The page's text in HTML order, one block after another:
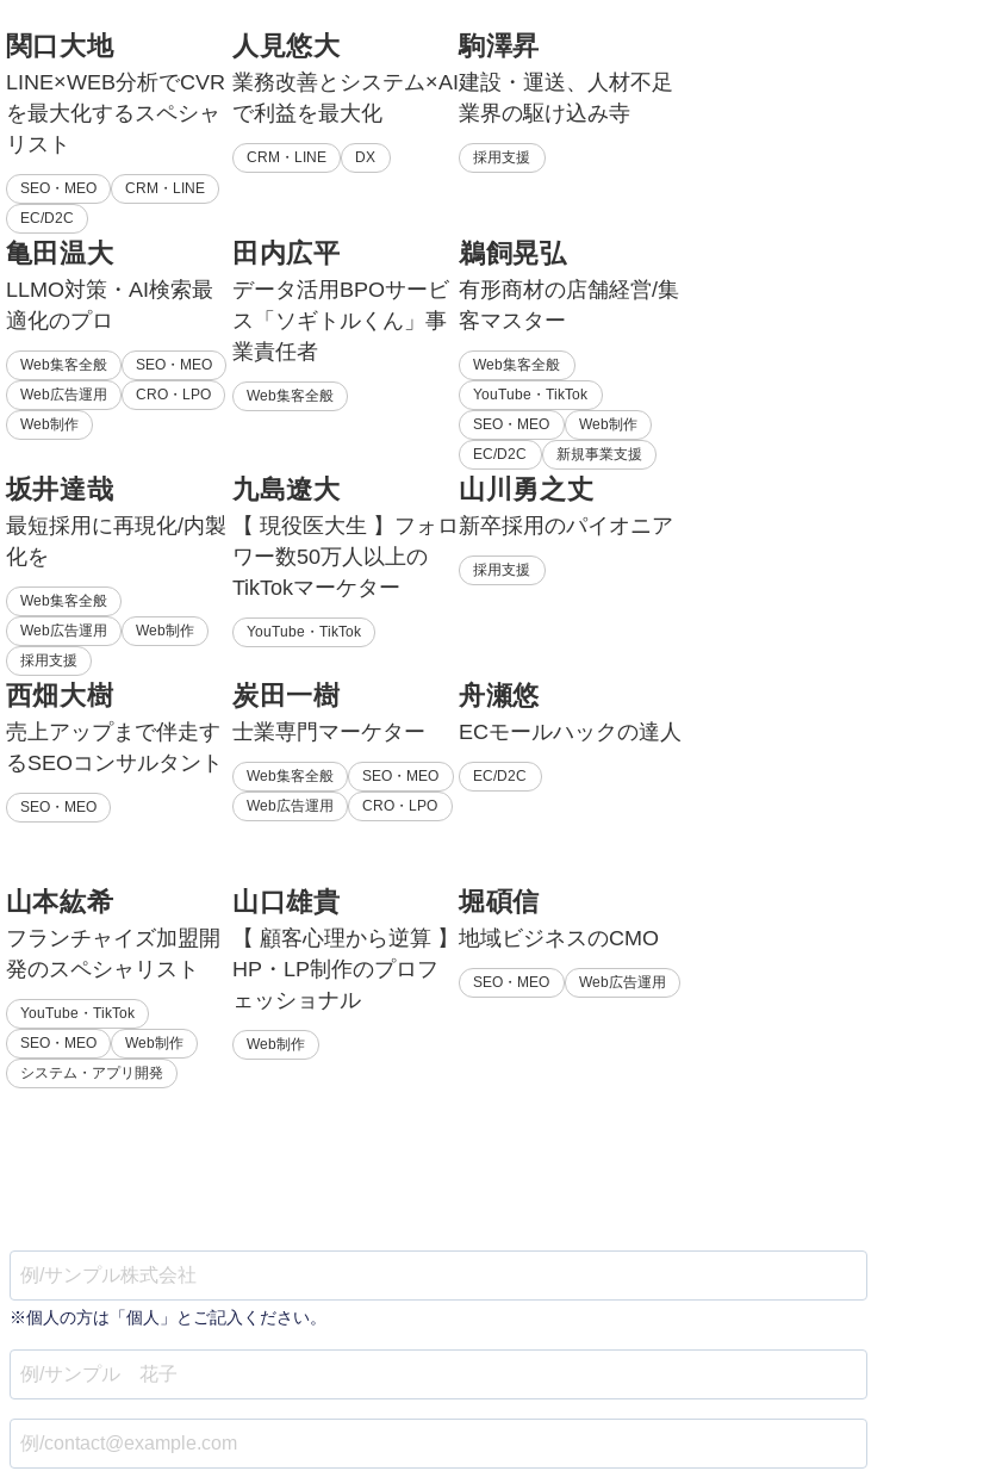
関口大地
LINE×WEB分析でCVR
を最大化するスペシャ
リスト
SEO・MEO
CRM・LINE
EC/D2C
人見悠大
業務改善とシステム×AI
で利益を最大化
CRM・LINE DX
駒澤昇
建設・運送、人材不足
業界の駆け込み寺
採用支援
亀田温大
LLMO対策・AI検索最
適化のプロ
Web集客全般
SEO・MEO
Web広告運用
CRO・LPO
Web制作
田内広平
データ活用BPOサービ
ス「ソギトルくん」事
業責任者
Web集客全般
鵜飼晃弘
有形商材の店舗経営/集
客マスター
Web集客全般
YouTube・TikTok
SEO・MEO
Web制作
EC/D2C
新規事業支援
坂井達哉
最短採用に再現化/内製
化を
Web集客全般
Web広告運用
Web制作
採用支援
九島遼大
【 現役医大生 】フォロ
ワー数50万人以上の
TikTokマーケター
YouTube・TikTok
山川勇之丈
新卒採用のパイオニア
採用支援
西畑大樹
売上アップまで伴走す
るSEOコンサルタント
SEO・MEO
炭田一樹
士業専門マーケター
Web集客全般
SEO・MEO
Web広告運用
CRO・LPO
舟瀬悠
ECモールハックの達人
EC/D2C
山本紘希
フランチャイズ加盟開
発のスペシャリスト
YouTube・TikTok
SEO・MEO
Web制作
システム・アプリ開発
山口雄貴
【 顧客心理から逆算 】
HP・LP制作のプロフ
ェッショナル
Web制作
堀碩信
地域ビジネスのCMO
SEO・MEO Web広告運用
※個人の方は「個人」とご記入ください。